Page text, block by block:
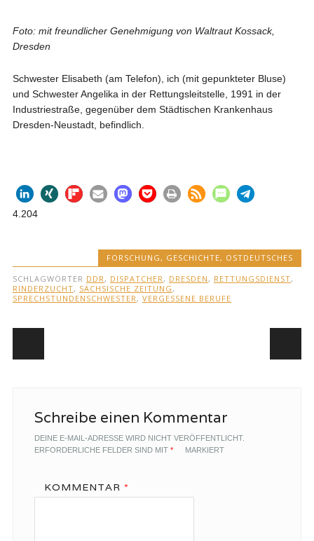
Foto: mit freundlicher Genehmigung von Waltraut Kossack,
Dresden
Schwester Elisabeth (am Telefon), ich (mit gepunkteter Bluse)
und Schwester Angelika in der Rettungsleitstelle, 1991 in der
Industriestraße, gegenüber dem Städtischen Krankenhaus
Dresden-Neustadt, befindlich.
4.204
FORSCHUNG, GESCHICHTE, OSTDEUTSCHES
SCHLAGWÖRTER DDR, DISPATCHER, DRESDEN , RETTUNGSDIENST,
RINDERZUCHT, SÄCHSISCHE ZEITUNG ,
SPRECHSTUNDENSCHWESTER, VERGESSENE BERUFE
Schreibe einen Kommentar
DEINE E-MAIL-ADRESSE WIRD NICHT VERÖFFENTLICHT.
ERFORDERLICHE FELDER SIND MIT * MARKIERT
KOMMENTAR *